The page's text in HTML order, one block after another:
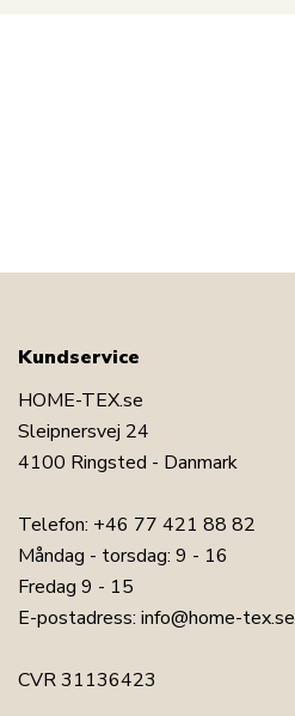
Kundservice
HOME-TEX.se
Sleipnersvej 24
4100 Ringsted - Danmark
Telefon: +46 77 421 88 82
Måndag - torsdag: 9 - 16
Fredag 9 - 15
E-postadress: info@home-tex.se
CVR 31136423